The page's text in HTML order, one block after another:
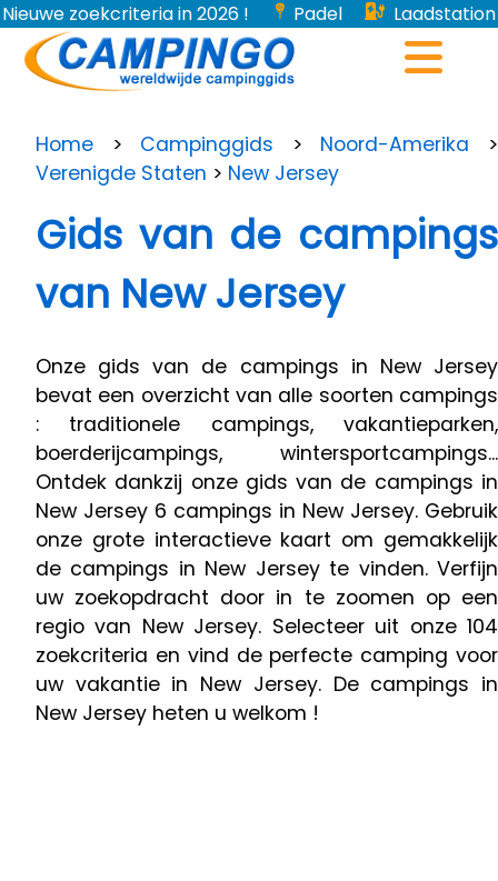
Nieuwe zoekcriteria in 2026 ! Padel
Laadstation
voor elektrische voertuigen...
Home > Campinggids > Noord-Amerika >
Verenigde Staten > New Jersey
Gids van de campings
van New Jersey
Onze gids van de campings in New Jersey
bevat een overzicht van alle soorten campings
: traditionele campings, vakantieparken,
boerderijcampings, wintersportcampings...
Ontdek dankzij onze gids van de campings in
New Jersey 6 campings in New Jersey. Gebruik
onze grote interactieve kaart om gemakkelijk
de campings in New Jersey te vinden. Verfijn
uw zoekopdracht door in te zoomen op een
regio van New Jersey. Selecteer uit onze 104
zoekcriteria en vind de perfecte camping voor
uw vakantie in New Jersey. De campings in
New Jersey heten u welkom !